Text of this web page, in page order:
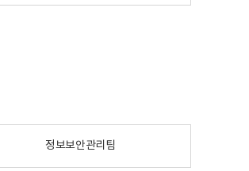
정보보안관리팀